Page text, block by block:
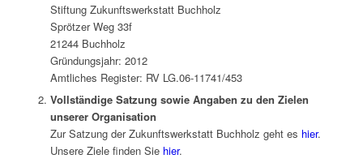
Stiftung Zukunftswerkstatt Buchholz
Sprötzer Weg 33f
21244 Buchholz
Gründungsjahr: 2012
Amtliches Register: RV LG.06-11741/453
Vollständige Satzung sowie Angaben zu den Zielen
unserer Organisation
Zur Satzung der Zukunftswerkstatt Buchholz geht es hier.
Unsere Ziele finden Sie hier.